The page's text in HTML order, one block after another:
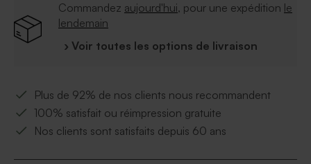
Commandez aujourd'hui, pour une expédition le
lendemain
› Voir toutes les options de livraison
Plus de 92% de nos clients nous recommandent
100% satisfait ou réimpression gratuite
Nos clients sont satisfaits depuis 60 ans